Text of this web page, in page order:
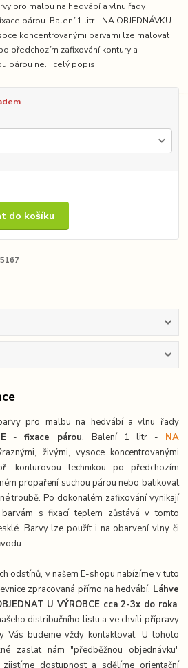
pro malbu na hedvábí a vlnu řady
párou. Balení 1 litr - NA OBJEDNÁVKU.
koncentrovanými barvami lze malovat
předchozím zafixování kontury a
párou ne... celý popis
do košíku
pro malbu na hedvábí a vlnu řady
-fixace párou. Balení 1 litr - NA
živými, vysoce koncentrovanými
konturovou technikou po předchozím
propaření suchou párou nebo batikovat
troubě. Po dokonalém zafixování vynikají
s fixací teplem zůstává v tomto
Barvy lze použít i na obarvení vlny či
odstínů, v našem E-shopu nabízíme v tuto
zpracovaná přímo na hedvábí. Láhve
U VÝROBCE cca 2-3x do roka.
distribučního listu a ve chvíli přípravy
Vás budeme vždy kontaktovat. U tohoto
zaslat nám "předběžnou objednávku"
dostupnost a sdělíme orientační